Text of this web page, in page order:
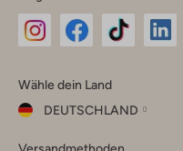
Instagram
Facebook
TikTok
Wähle dein Land
DEUTSCHLAND